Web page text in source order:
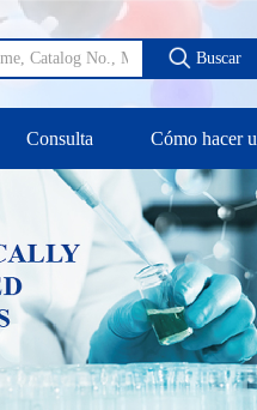
Buscar
Consulta Cómo hacer